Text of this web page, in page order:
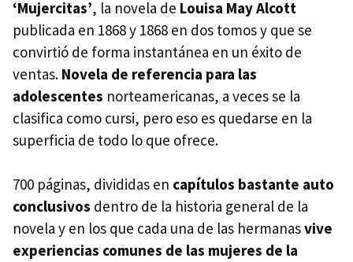
‘Mujercitas’, la novela de Louisa May Alcott
publicada en 1868 y 1868 en dos tomos y que se
convirtió de forma instantánea en un éxito de
ventas. Novela de referencia para las
adolescentes norteamericanas, a veces se la
clasifica como cursi, pero eso es quedarse en la
superficia de todo lo que ofrece.
700 páginas, divididas en capítulos bastante auto
conclusivos dentro de la historia general de la
novela y en los que cada una de las hermanasvive
experiencias comunes de las mujeres de la